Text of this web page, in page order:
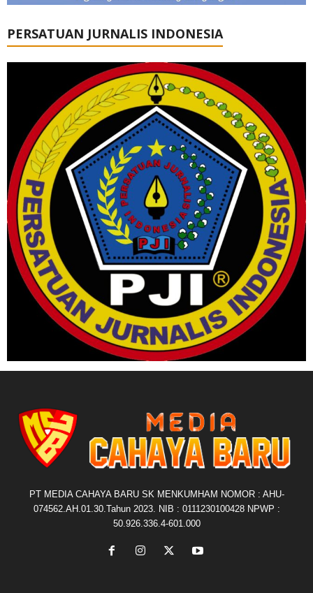
PERSATUAN JURNALIS INDONESIA
PT MEDIA CAHAYA BARU SK MENKUMHAM NOMOR : AHU-
074562.AH.01.30.Tahun 2023. NIB : 0111230100428 NPWP :
50.926.336.4-601.000